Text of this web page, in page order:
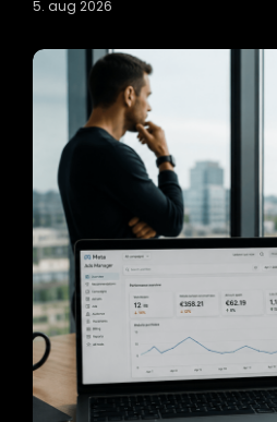
5. aug 2026